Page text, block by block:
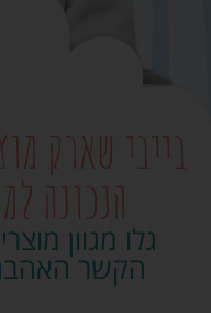
בייבי שארק
הנכונה
גלו מגוון
הקשר